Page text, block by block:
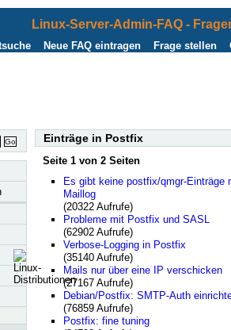
Linux-Server-Admin-FAQ -
Frage stellen
Neue FAQ eintragen
Einträge in Postfix
Seite 1 von 2 Seiten
Es gibt keine postfix/qmgr-Einträge
Maillog
(20322 Aufrufe)
Probleme mit Postfix und SASL
(62902 Aufrufe)
Verbose-Logging in Postfix
(35140 Aufrufe)
Mails nur über eine IP verschicken
(27167 Aufrufe)
Debian/Postfix: SMTP-Auth
(76859 Aufrufe)
Postfix: fine tuning